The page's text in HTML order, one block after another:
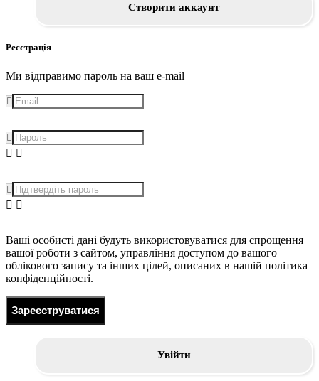
Створити аккаунт
Реєстрація
Ми відправимо пароль на ваш e-mail
Ваші особисті дані будуть використовуватися для спрощення
вашої роботи з сайтом, управління доступом до вашого
облікового запису та інших цілей, описаних в нашій політика
конфіденційності.
Зареєструватися
Увійти